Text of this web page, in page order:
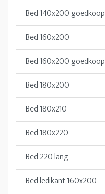
Bed 140x200 goedkoop
Bed 160x200
Bed 160x200 goedkoop
Bed 180x200
Bed 180x210
Bed 180x220
Bed 220 lang
Bed ledikant 160x200